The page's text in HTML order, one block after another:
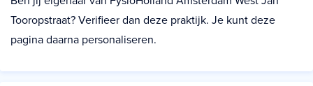
Tooropstraat? Verifieer dan deze praktijk. Je kunt deze
pagina daarna personaliseren.